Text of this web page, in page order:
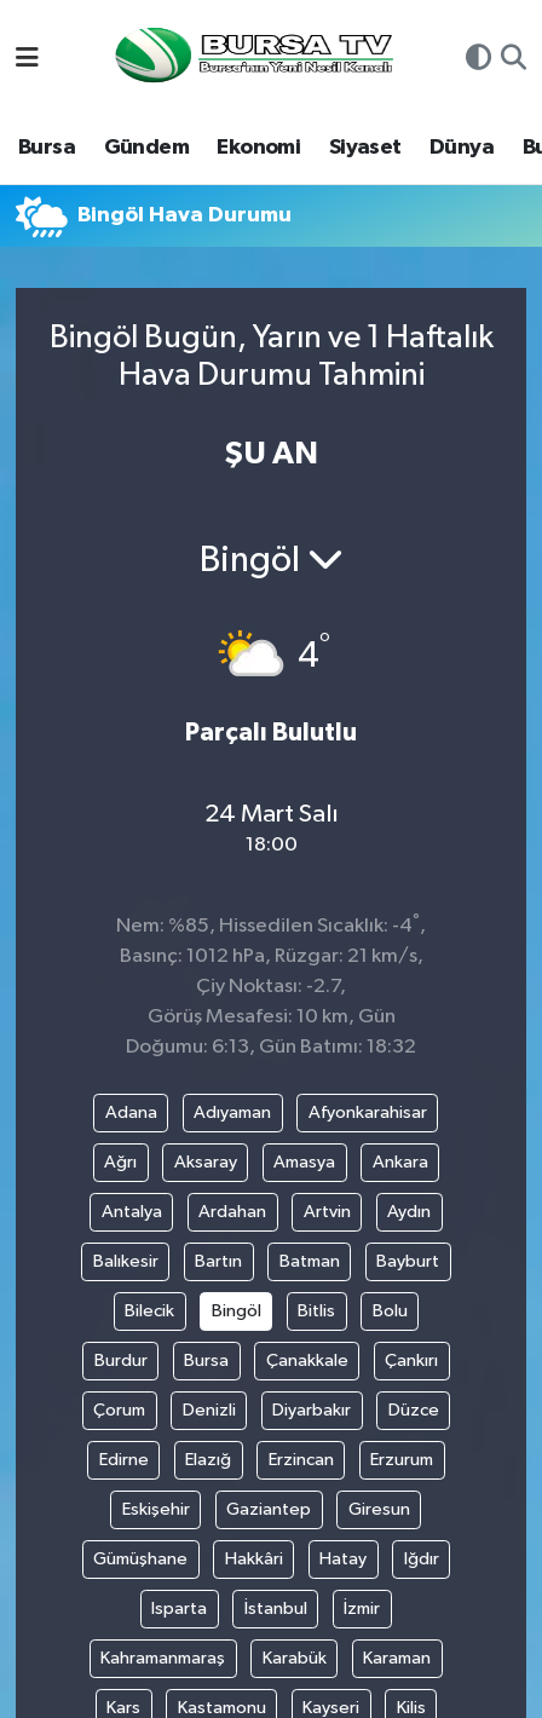
Bursa Gündem Ekonomi Siyaset Dünya
Bingöl Hava Durumu
Bingöl Bugün, Yarın ve 1 Haftalık
Hava Durumu Tahmini
ŞU AN
Bingöl
4°
Parçalı Bulutlu
24 Mart Salı
18:00
Nem: %85, Hissedilen Sıcaklık: -4° ,
Basınç: 1012 hPa, Rüzgar: 21 km/s,
Çiy Noktası: -2.7,
Görüş Mesafesi: 10 km, Gün
Doğumu: 6:13, Gün Batımı: 18:32
Adana Adıyaman Afyonkarahisar
Ağrı Aksaray Amasya Ankara
Antalya Ardahan Artvin Aydın
Balıkesir Bartın Batman Bayburt
Bilecik Bingöl Bitlis Bolu
Burdur Bursa Çanakkale Çankırı
Çorum Denizli Diyarbakır Düzce
Edirne Elazığ Erzincan Erzurum
Eskişehir Gaziantep Giresun
Gümüşhane Hakkâri Hatay Iğdır
Isparta İstanbul İzmir
Kahramanmaraş Karabük Karaman
Kars Kastamonu Kayseri Kilis
Bursa
Dünya
Ekonomi
Hava Durumu
Namaz Vakitleri
Süper Lig Puan Durumu ve Fikstür
Son Dakika Haberleri